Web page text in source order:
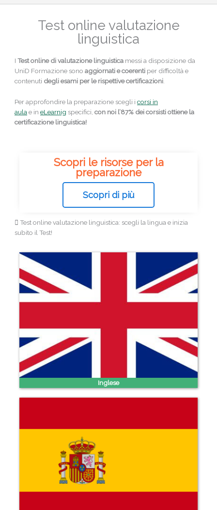
Test online valutazione
linguistica
I Test online di valutazione linguistica messi a disposizione da
UniD Formazione sono aggiornati e coerenti per difficoltà e
contenuti degli esami per le rispettive certificazioni.
Per approfondire la preparazione scegli i corsi in
aulae in eLearnig specifici, con noi l’87% dei corsisti ottiene la
certificazione linguistica!
Scopri le risorse per la
preparazione
Scopri di più
Test online valutazione linguistica: scegli la lingua e inizia
subito il Test!
Inglese